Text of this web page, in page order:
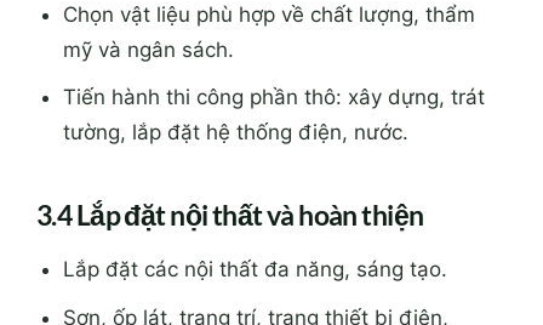
Chọn vật liệu phù hợp về chất lượng, thẩm
mỹ và ngân sách.
Tiến hành thi công phần thô: xây dựng, trát
tường, lắp đặt hệ thống điện, nước.
3.4 Lắp đặt nội thất và hoàn thiện
Lắp đặt các nội thất đa năng, sáng tạo.
Sơn, ốp lát, trang trí, trang thiết bị điện,